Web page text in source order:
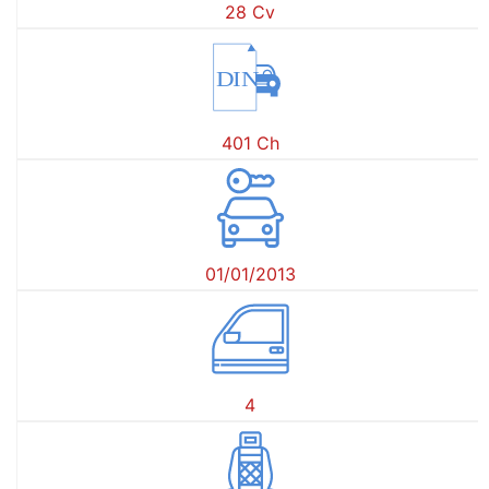
28 Cv
DIN
401 Ch
01/01/2013
4